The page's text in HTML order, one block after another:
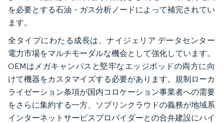
を必要とする石油・ガス分析ノードによって補完されてい
ます。
全タイプにわたる成長は、ナイジェリア データセンター
電力市場をマルチモーダルな機会として強化しています。
OEMはメガキャンパスと堅牢なエッジポッドの両方に向
けて機器をカスタマイズする必要があります。規制ローカ
ライゼーション条項が国内コロケーション事業者への需要
をさらに集約する一方、ソブリンクラウドの義務が地域系
インターネットサービスプロバイダーとの合弁建設にハイ